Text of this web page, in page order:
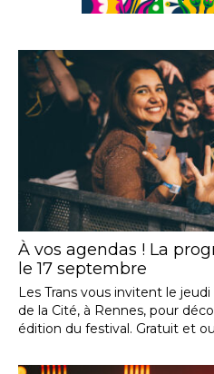
À vos agendas ! La
le 17 septembre
Les Trans vous invitent le jeudi
de la Cité, à Rennes, pour
édition du festival. Gratuit et